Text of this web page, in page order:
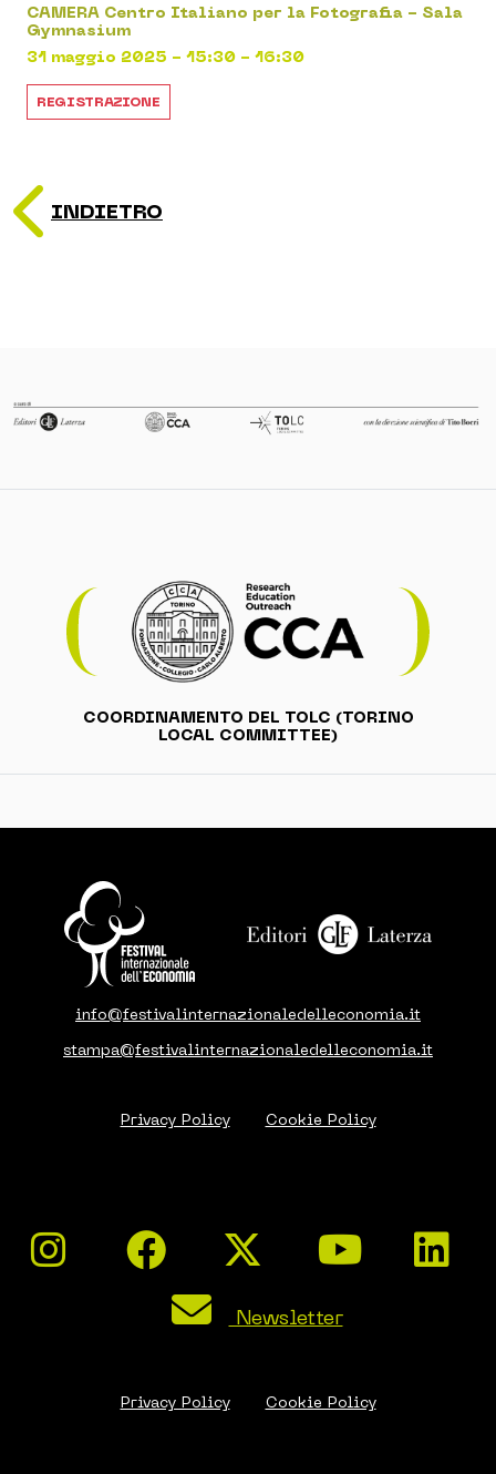
CAMERA Centro Italiano per la Fotografia - Sala
Gymnasium
31 maggio 2025 - 15:30 - 16:30
REGISTRAZIONE
INDIETRO
COORDINAMENTO DEL TOLC (TORINO
LOCAL COMMITTEE)
info@festivalinternazionaledelleconomia.it
stampa@festivalinternazionaledelleconomia.it
Privacy Policy Cookie Policy
Newsletter
Privacy Policy Cookie Policy